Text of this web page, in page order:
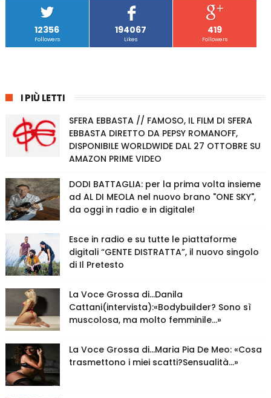
12356
Followers
194067
Likes
419
Followers
I PIÙ LETTI
SFERA EBBASTA // FAMOSO, IL FILM DI SFERA
EBBASTA DIRETTO DA PEPSY ROMANOFF,
DISPONIBILE WORLDWIDE DAL 27 OTTOBRE SU
AMAZON PRIME VIDEO
DODI BATTAGLIA: per la prima volta insieme
ad AL DI MEOLA nel nuovo brano "ONE SKY",
da oggi in radio e in digitale!
Esce in radio e su tutte le piattaforme
digitali “GENTE DISTRATTA”, il nuovo singolo
di Il Pretesto
La Voce Grossa di…Danila
Cattani(intervista):«Bodybuilder? Sono sì
muscolosa, ma molto femminile…»
La Voce Grossa di…Maria Pia De Meo: «Cosa
trasmettono i miei scatti?Sensualità…»